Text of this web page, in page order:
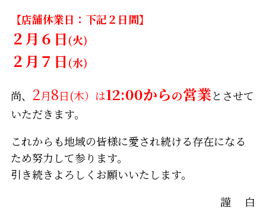
【店舗休業日：下記２日間】
２月６日(火)
２月７日(水)
尚、 2月8日(木）は12:00からの営業とさせて
いただきます。
これからも地域の皆様に愛され続ける存在になる
ため努力して参ります。
引き続きよろしくお願いいたします。
謹 白